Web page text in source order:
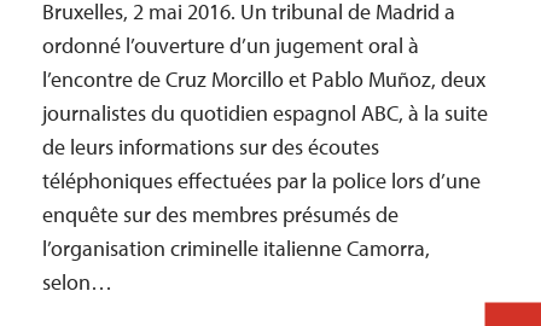
Bruxelles, 2 mai 2016. Un tribunal de Madrid a
ordonné l’ouverture d’un jugement oral à
l’encontre de Cruz Morcillo et Pablo Muñoz, deux
journalistes du quotidien espagnol ABC, à la suite
de leurs informations sur des écoutes
téléphoniques effectuées par la police lors d’une
enquête sur des membres présumés de
l’organisation criminelle italienne Camorra,
selon…